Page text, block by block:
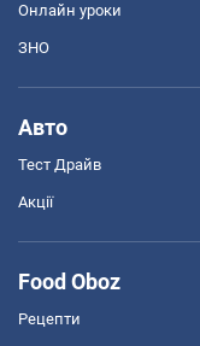
Онлайн уроки
ЗНО
Авто
Тест Драйв
Акції
Food Oboz
Рецепти